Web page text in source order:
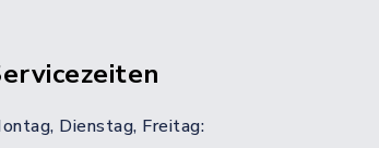
Dienstag, Freitag: